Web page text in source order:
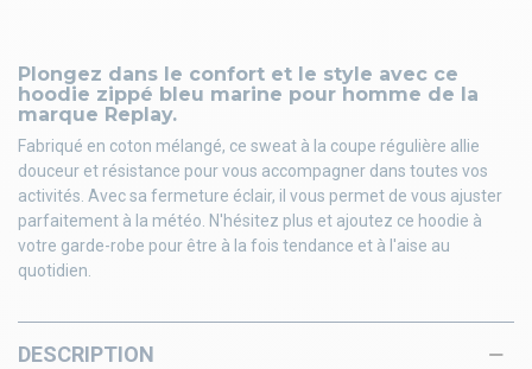
Plongez dans le confort et le style avec ce
hoodie zippé bleu marine pour homme de la
marque Replay.
Fabriqué en coton mélangé, ce sweat à la coupe régulière allie
douceur et résistance pour vous accompagner dans toutes vos
activités. Avec sa fermeture éclair, il vous permet de vous ajuster
parfaitement à la météo. N'hésitez plus et ajoutez ce hoodie à
votre garde-robe pour être à la fois tendance et à l'aise au
quotidien.
DESCRIPTION